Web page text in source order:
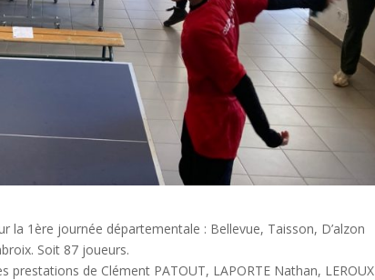
la 1ère journée départementale : Bellevue, Taisson, D’alzon
Soit 87 joueurs.
de Clément PATOUT, LAPORTE Nathan, LEROUX